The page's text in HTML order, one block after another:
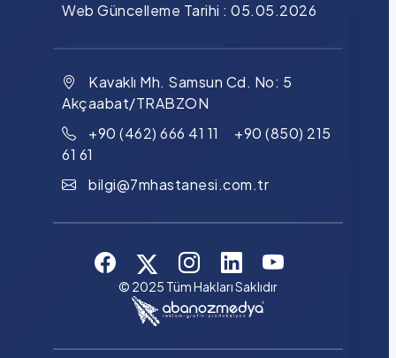
Web Güncelleme Tarihi : 05.05.2026
Kavaklı Mh. Samsun Cd. No: 5
Akçaabat/TRABZON
+90 (462) 666 41 11 +90 (850) 215
61 61
bilgi@7mhastanesi.com.tr
© 2025 Tüm Hakları Saklıdır